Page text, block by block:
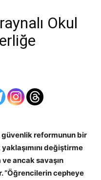
Okul
güvenlik reformunun bir
değiştirme
ancak savaşın
“Öğrencilerin cepheye